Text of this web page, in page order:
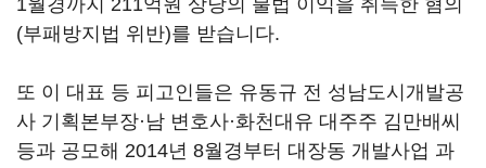
1월경까지 211억원 상당의 불법 이익을 취득한 혐의
(부패방지법 위반)를 받습니다.
또 이 대표 등 피고인들은 유동규 전 성남도시개발공
사 기획본부장·남 변호사·화천대유 대주주 김만배씨
등과 공모해 2014년 8월경부터 대장동 개발사업 과